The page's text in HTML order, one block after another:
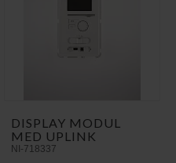
DISPLAY MODUL
MED UPLINK
NI-718337